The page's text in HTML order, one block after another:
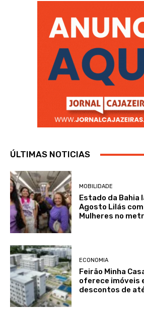
ÚLTIMAS NOTICIAS
MOBILIDADE
Estado da Bahia
Agosto Lilás
Mulheres no
ECONOMIA
Feirão Minha
oferece imóveis
descontos de